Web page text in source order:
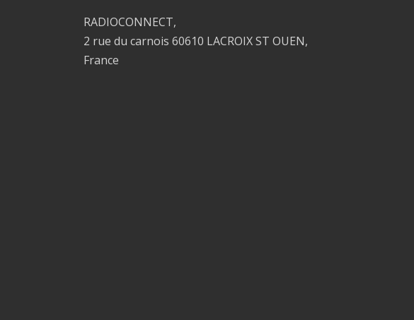
RADIOCONNECT,
2 rue du carnois 60610 LACROIX ST OUEN,
France